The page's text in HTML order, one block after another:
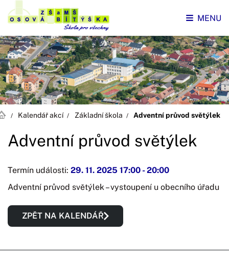
MENU
Kalendář akcí Základní škola Adventní průvod světýlek
Adventní průvod světýlek
Termín události: 29. 11. 2025 17:00 -20:00
Adventní průvod světýlek – vystoupení u obecního úřadu
ZPĚT NA KALENDÁŘ